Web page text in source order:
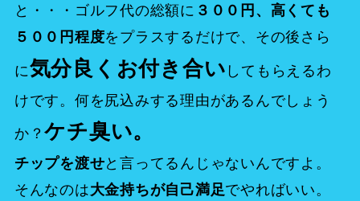
と・・・ゴルフ代の総額に ３００円、高くても
５００円程度をプラスするだけで、その後さら
に気分良くお付き合いしてもらえるわ
けです。何を尻込みする理由があるんでしょう
か？ケチ臭い。
チップを渡せと言ってるんじゃないんですよ。
そんなのは大金持ちが自己満足でやればいい。